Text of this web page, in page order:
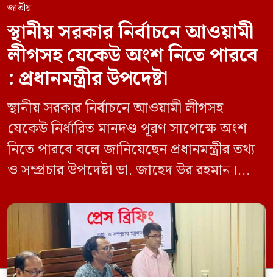
জাতীয়
স্থানীয় সরকার নির্বাচনে আওয়ামী
লীগসহ যেকেউ অংশ নিতে পারবে
: প্রধানমন্ত্রীর উপদেষ্টা
স্থানীয় সরকার নির্বাচনে আওয়ামী লীগসহ
যেকেউ নির্ধারিত মানদণ্ড পূরণ সাপেক্ষে অংশ
নিতে পারবে বলে জানিয়েছেন প্রধানমন্ত্রীর তথ্য
ও সম্প্রচার উপদেষ্টা ডা. জাহেদ উর রহমান।
সম্মেলন কক্ষে এক প্রেস ব্রিফিংয়ে সাংবাদিকদের
এক প্রশ্নের জবাবে তিনি এ কথা বলেন।